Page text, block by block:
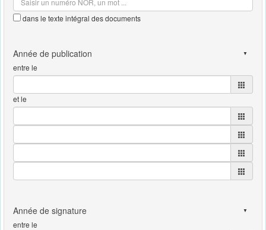
dans le texte intégral des documents
entre le
et le
entre le